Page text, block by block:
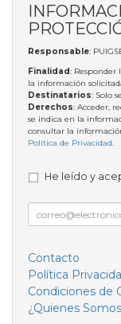
Responsable:
Finalidad: Responder
la información
Destinatarios: Solo
Derechos: Acceder,
se indica en la
consultar la
Política de Privacidad.
He leído y
Contacto
Política
Condiciones de
¿Quienes